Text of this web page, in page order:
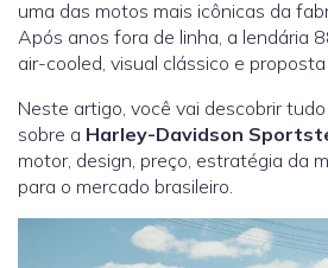
uma das motos mais icônicas da
Após anos fora de linha, a lendária
air-cooled, visual clássico e
Neste artigo, você vai descobrir
sobre a Harley-Davidson
motor, design, preço, estratégia da
para o mercado brasileiro.